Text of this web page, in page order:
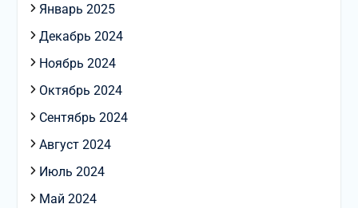
Январь 2025
Декабрь 2024
Ноябрь 2024
Октябрь 2024
Сентябрь 2024
Август 2024
Июль 2024
Май 2024